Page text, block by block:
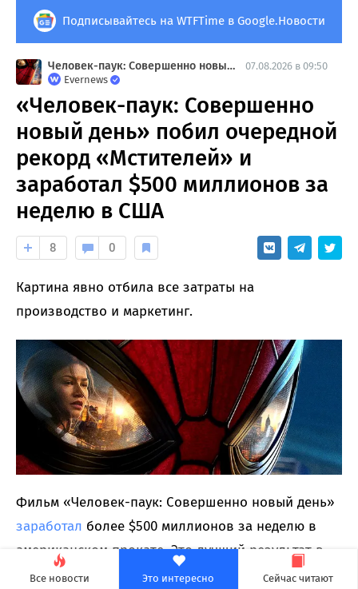
Все новости Это интересно Сейчас читают
Подписывайтесь на WTFTime в Google.Новости
Человек-паук: Совершенно новый день
07.08.2026 в 09:50
Evernews
«Человек-паук: Совершенно
новый день» побил очередной
рекорд «Мстителей» и
заработал $500 миллионов за
неделю в США
8 0
Картина явно отбила все затраты на
производство и маркетинг.
Фильм «Человек-паук: Совершенно новый день»
заработал более $500 миллионов за неделю в
американском прокате. Это лучший результат в
истории рынка — еще ни одной картине не